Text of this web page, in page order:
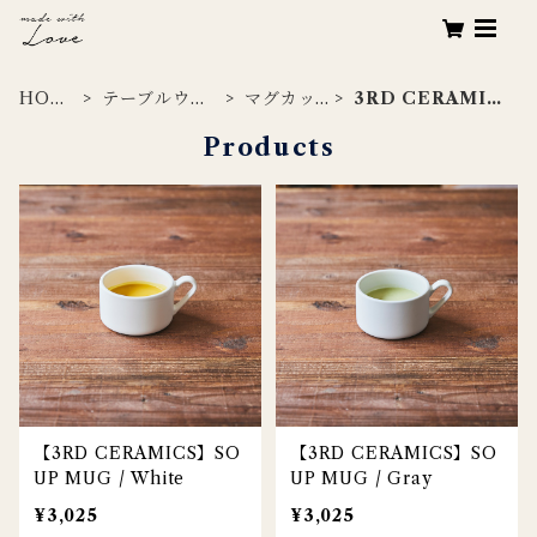
HOM
テーブルウェ
マグカッ
3RD CERAMIC
Products
【3RD CERAMICS】SO
UP MUG / White
¥3,025
【3RD CERAMICS】SO
UP MUG / Gray
¥3,025